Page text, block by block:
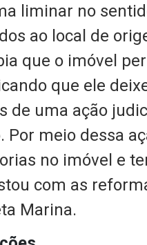
liminar no
ao local de
que o imóvel
que ele
de uma ação
Por meio dessa
no imóvel e
com as
Marina.